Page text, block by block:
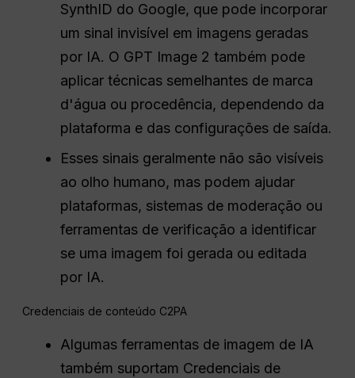
SynthID do Google, que pode incorporar
um sinal invisível em imagens geradas
por IA. O GPT Image 2 também pode
aplicar técnicas semelhantes de marca
d'água ou procedência, dependendo da
plataforma e das configurações de saída.
Esses sinais geralmente não são visíveis
ao olho humano, mas podem ajudar
plataformas, sistemas de moderação ou
ferramentas de verificação a identificar
se uma imagem foi gerada ou editada
por IA.
Credenciais de conteúdo C2PA
Algumas ferramentas de imagem de IA
também suportam Credenciais de